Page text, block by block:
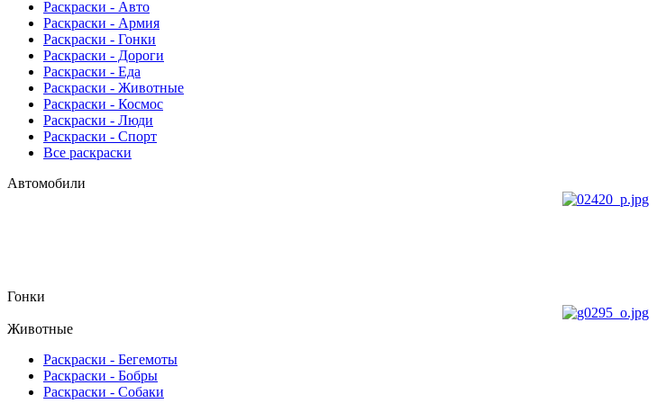
Раскраски - Авто
Раскраски - Армия
Раскраски - Гонки
Раскраски - Дороги
Раскраски - Еда
Раскраски - Животныe
Раскраски - Космос
Раскраски - Люди
Раскраски - Спорт
Все раскраски
Автомобили
Гонки
Животные
Раскраски - Бегемоты
Раскраски - Бобры
Раскраски - Собаки